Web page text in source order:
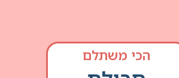
הכי משתלם